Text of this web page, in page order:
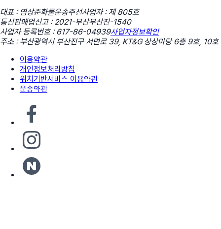
대표 : 염상준화물운송주선사업자 : 제 805호
통신판매업신고 : 2021-부산부산진-1540
사업자 등록번호 : 617-86-04939사업자정보확인
주소 : 부산광역시 부산진구 서면로 39, KT&G 상상마당 6층 9호, 10호
이용약관
개인정보처리방침
위치기반서비스 이용약관
운송약관